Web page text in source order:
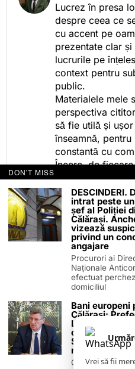
Lucrez în presa
despre ceea ce
cu accent pe
prezentate clar
lucrurile pe
context pentru
public.
Materialele mele
perspectiva
să fie utilă și
înseamnă,
constantă cu
Încerc, de
celor care citesc,
ceea ce fac.
este despre
Iar dacă oamenii
pe care le spun,
drumul bun.
TERMENI ȘI CONDIȚII
PUBLICITATE ONLINE &
ZIARUL
Vrei să fii
DON'T MISS
DESCINDERI.
intrat peste
șef al Poliției
Călărași.
vizează
privind un
angajare
Procurori ai
Naționale
efectuat
domiciliul
Bani europeni
Călărași:
Laurențiu
colaborarea cu
Sud-
noi finanțări
Călărașul se